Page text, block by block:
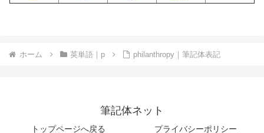
ホーム 英単語｜p philanthropy｜筆記体表記
筆記体ネット
トップページへ戻る プライバシーポリシー